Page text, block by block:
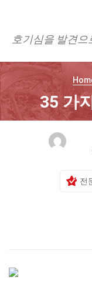
호기심을 발견
35 가
전